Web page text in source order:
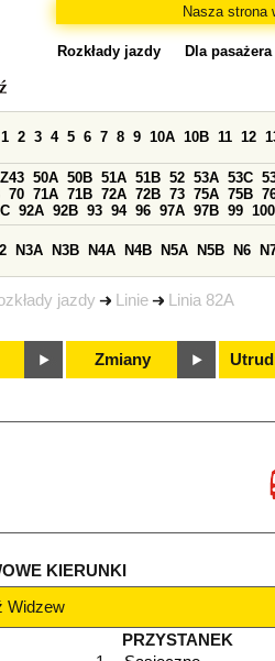
Nasza strona
jazdy Linie Linia 82A
Rozkłady jazdy Dla pasażera
1 2 3 4 5 6 7 8 9 10A 10B 11 12
Z43 50A 50B 51A 51B 52 53A 53C
70 71A 71B 72A 72B 73 75A 75B
92A 92B 93 94 96 97A 97B 99 100
N3A N3B N4A N4B N5A N5B N6
Zmiany
KIERUNKI
Widzew
PRZYSTANEK